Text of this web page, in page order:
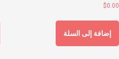
$
إضافة إلى السلة